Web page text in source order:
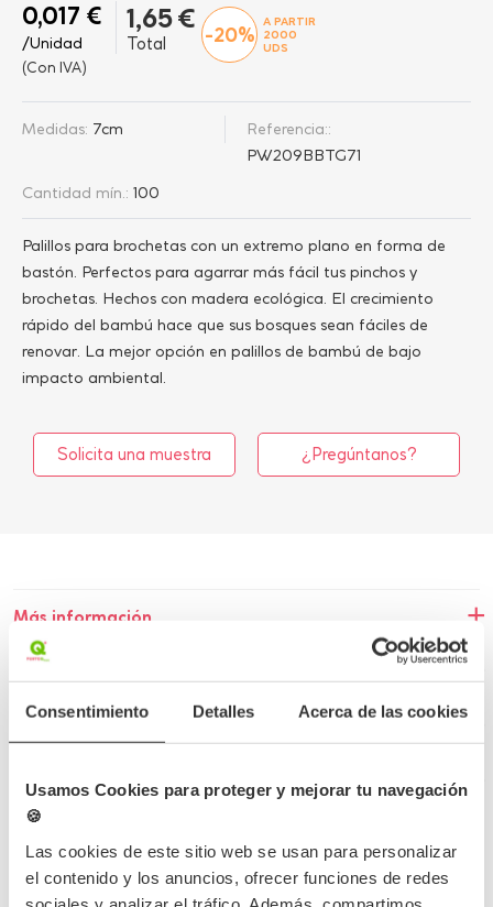
Consentimiento Detalles Acerca de las cookies
Usamos Cookies para proteger y mejorar tu navegación
🍪
Las cookies de este sitio web se usan para personalizar
el contenido y los anuncios, ofrecer funciones de redes
0,017 €
/Unidad
(Con IVA)
1,65 €
Total -20%
A PARTIR
2000
UDS
Palillos para brochetas con un extremo plano en forma de
bastón. Perfectos para agarrar más fácil tus pinchos y
brochetas. Hechos con madera ecológica. El crecimiento
rápido del bambú hace que sus bosques sean fáciles de
renovar. La mejor opción en palillos de bambú de bajo
impacto ambiental.
Medidas: 7cm
Referencia::
PW209BBTG71
Cantidad mín.: 100
Solicita una muestra ¿Pregúntanos?
Más información
Preguntas frecuentes